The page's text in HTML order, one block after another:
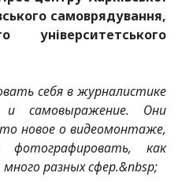
самоврядування,
університетського
себя в журналистике
самовыражение. Они
новое о видеомонтаже,
как
разных сфер.&nbsp;